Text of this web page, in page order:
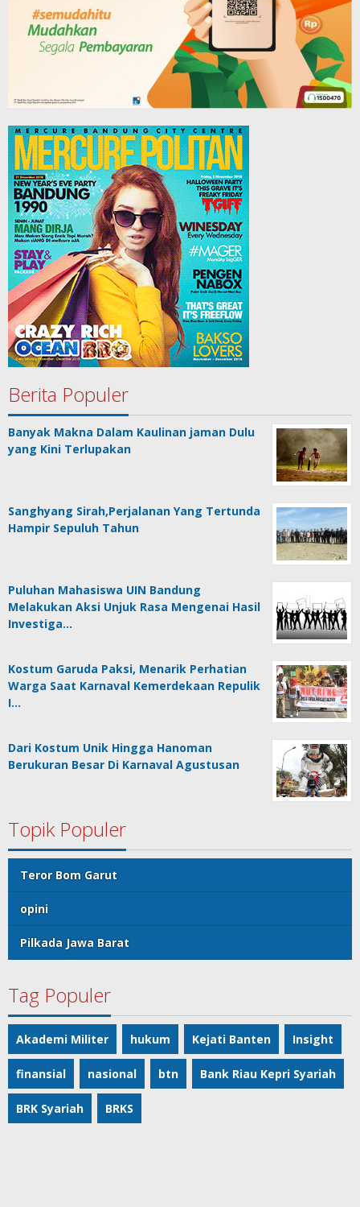
Berita Populer
Banyak Makna Dalam Kaulinan jaman Dulu
yang Kini Terlupakan
Sanghyang Sirah,Perjalanan Yang Tertunda
Hampir Sepuluh Tahun
Puluhan Mahasiswa UIN Bandung
Melakukan Aksi Unjuk Rasa Mengenai Hasil
Investiga…
Kostum Garuda Paksi, Menarik Perhatian
Warga Saat Karnaval Kemerdekaan Repulik
I…
Dari Kostum Unik Hingga Hanoman
Berukuran Besar Di Karnaval Agustusan
Topik Populer
Teror Bom Garut
opini
Pilkada Jawa Barat
Tag Populer
Akademi Militer hukum Kejati Banten Insight
finansial nasional btn Bank Riau Kepri Syariah
BRK Syariah BRKS